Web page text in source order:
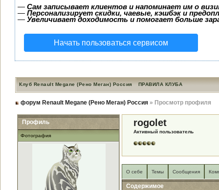
— Сам записывает клиентов и напоминает им о
— Персонализирует скидки, чаевые, кэшбэк и
— Увеличивает доходимость и помогает больше
Начать пользоваться сервисом
Клуб Renault Megane (Рено Меган) Россия ПРАВИЛА КЛУБА
форум Renault Megane (Рено Меган) Россия » Просмотр профиля
Профиль
Фотография
rogolet
Активный пользователь
О себе Темы Сообщения
Содержимое